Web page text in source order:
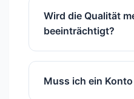
gleichzeitig
Wird die Qualität
beeinträchtigt?
Wir verwenden
Algorithmen, um
Muss ich ein